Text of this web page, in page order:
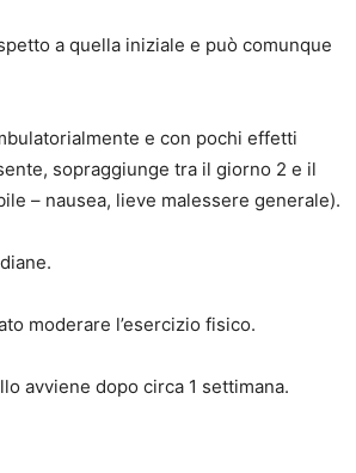
a quella iniziale e può comunque
e con pochi effetti
sopraggiunge tra il giorno 2 e il
– nausea, lieve malessere generale).
moderare l’esercizio fisico.
avviene dopo circa 1 settimana.